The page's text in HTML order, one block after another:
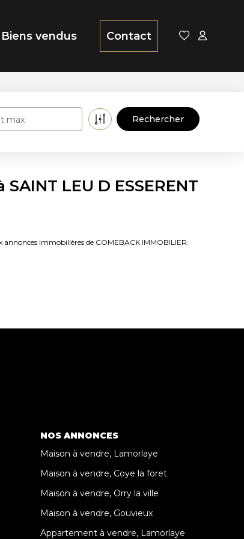
Biens vendus Contact
max
LEU D ESSERENT
annonces immobilières de COMEBACK IMMOBILIER.
NOS ANNONCES
Maison à vendre, Lamorlaye
Maison à vendre, Coye la foret
Maison à vendre, Orry la ville
Maison à vendre, Gouvieux
Appartement à vendre, Lamorlaye